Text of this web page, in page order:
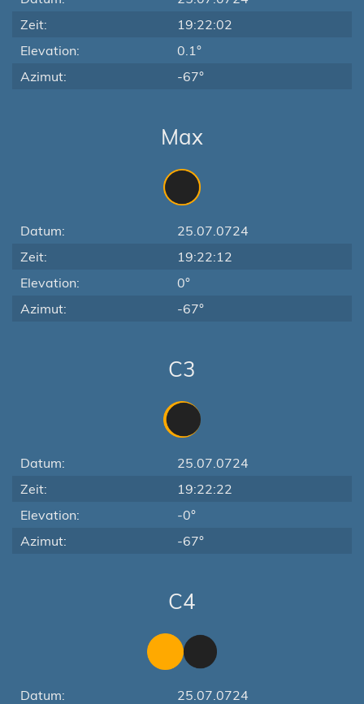
Zeit:
19:22:02
Elevation:
0.1°
Azimut:
-67°
Max
Datum:
25.07.0724
Zeit:
19:22:12
Elevation:
0°
Azimut:
-67°
C3
Datum:
25.07.0724
Zeit:
19:22:22
Elevation:
-0°
Azimut:
-67°
C4
Datum:
25.07.0724